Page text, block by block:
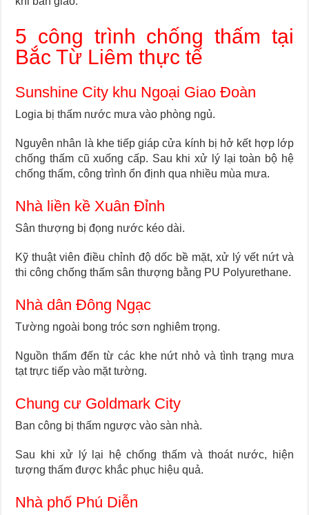
5 công trình chống thấm tại
Bắc Từ Liêm thực tế
Sunshine City khu Ngoại Giao Đoàn
Logia bị thấm nước mưa vào phòng ngủ.
Nguyên nhân là khe tiếp giáp cửa kính bị hở kết hợp lớp
chống thấm cũ xuống cấp. Sau khi xử lý lại toàn bộ hệ
chống thấm, công trình ổn định qua nhiều mùa mưa.
Nhà liền kề Xuân Đỉnh
Sân thượng bị đọng nước kéo dài.
Kỹ thuật viên điều chỉnh độ dốc bề mặt, xử lý vết nứt và
thi công chống thấm sân thượng bằng PU Polyurethane.
Nhà dân Đông Ngạc
Tường ngoài bong tróc sơn nghiêm trọng.
Nguồn thấm đến từ các khe nứt nhỏ và tình trạng mưa
tạt trực tiếp vào mặt tường.
Chung cư Goldmark City
Ban công bị thấm ngược vào sàn nhà.
Sau khi xử lý lại hệ chống thấm và thoát nước, hiện
tượng thấm được khắc phục hiệu quả.
Nhà phố Phú Diễn